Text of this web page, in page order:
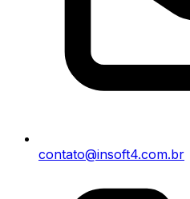
contato@insoft4.com.br